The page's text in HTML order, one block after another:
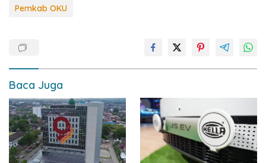
e
o
k
at
p
p
n
Pemkab OKU
Baca Juga